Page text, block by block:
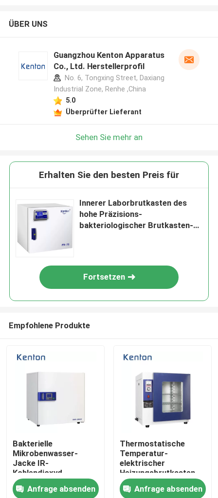
Nach Hause
ÜBER UNS
Guangzhou Kenton Apparatus
Co., Ltd. Herstellerprofil
No. 6, Tongxing Street, Daxiang
Industrial Zone, Renhe ,China
5.0
Überprüfter Lieferant
Sehen Sie mehr an
Erhalten Sie den besten Preis für
Innerer Laborbrutkasten des
hohe Präzisions-
bakteriologischer Brutkasten-
Fortsetzen
Empfohlene Produkte
Bakterielle
Mikrobenwasser-
Jacke IR-
Kohlendioxyd-
Zellbrutkasten-
Laborausstattung
Anfrage absenden
Thermostatische
Temperatur-
elektrischer
Heizungsbrutkasten
für Labor
Anfrage absenden